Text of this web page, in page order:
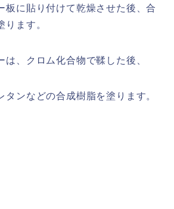
板に貼り付けて乾燥させた後、合
ります。
は、クロム化合物で鞣した後、
タンなどの合成樹脂を塗ります。